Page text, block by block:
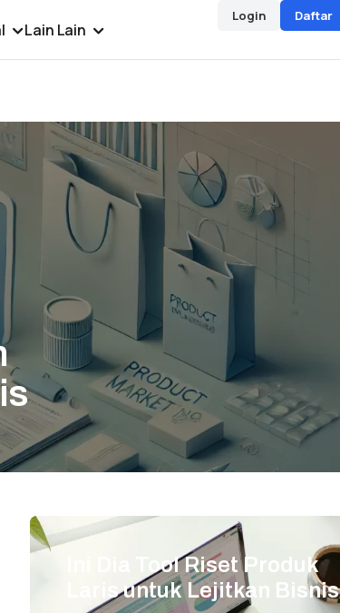
Lain Lain
Login Daftar
Ini Dia Tool Riset Produk
Laris untuk Lejitkan Bisnis